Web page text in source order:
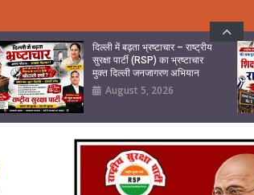
दिल्ली में बढ़ता भ्रष्टाचार – राष्ट्रीय
सुरक्षा पार्टी (RSP) का भ्रष्टाचार
मुक्त दिल्ली जनजागरण अभियान
August 5, 2026